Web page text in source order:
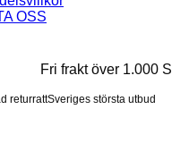
OSS
Fri frakt över 1.000
Utökad returratt
Sveriges största utbud
returrattSveriges största utbud